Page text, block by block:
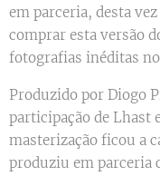
em parceria, desta
comprar esta versão
fotografias inéditas
Produzido por Diogo
participação de Lhast
masterização ficou a
produziu em parceria